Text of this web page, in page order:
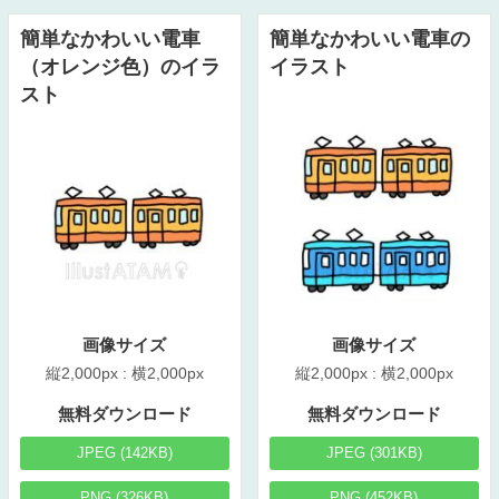
簡単なかわいい電車
（オレンジ色）のイラ
スト
画像サイズ
縦2,000px : 横2,000px
無料ダウンロード
JPEG (142KB)
簡単なかわいい電車の
イラスト
画像サイズ
縦2,000px : 横2,000px
無料ダウンロード
JPEG (301KB)